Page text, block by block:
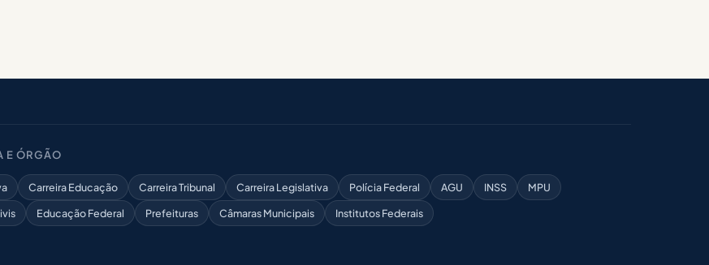
E ÓRGÃO
Carreira Educação Carreira Tribunal Carreira Legislativa Polícia Federal AGU INSS
MPU
Educação Federal Prefeituras Câmaras Municipais Institutos Federais